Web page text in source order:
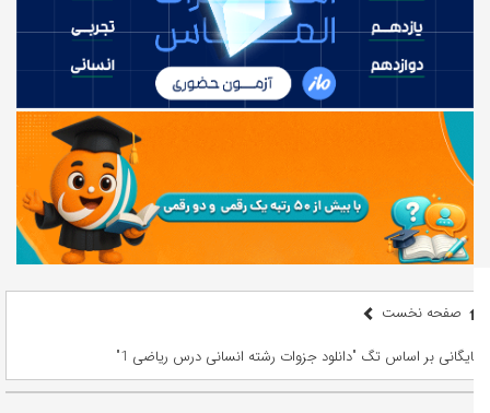
صفحه نخست
بایگانی بر اساس تگ "دانلود جزوات رشته انسانی درس ریاضی 1"